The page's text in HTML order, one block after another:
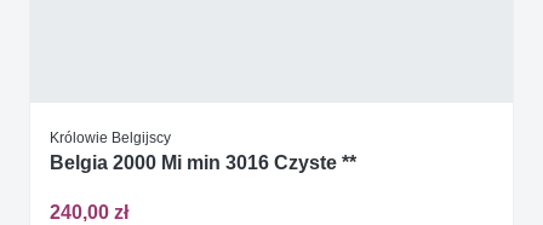
Królowie Belgijscy
Belgia 2000 Mi min 3016 Czyste **
240,00 zł